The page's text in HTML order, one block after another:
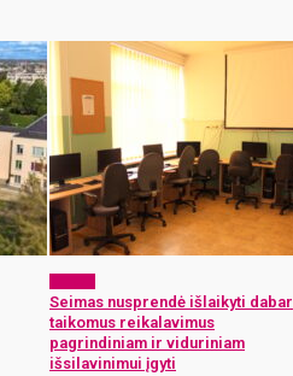
Seimas nusprendė išlaikyti dabar
taikomus reikalavimus
pagrindiniam ir viduriniam
išsilavinimui įgyti